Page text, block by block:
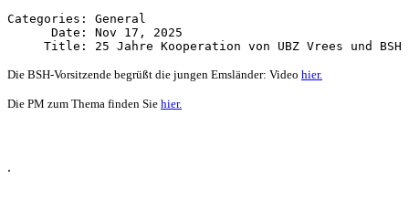
Categories: General
      Date: Nov 17, 2025
Die BSH-Vorsitzende begrüßt die jungen Emsländer: Video hier.
Die PM zum Thema finden Sie hier.
.